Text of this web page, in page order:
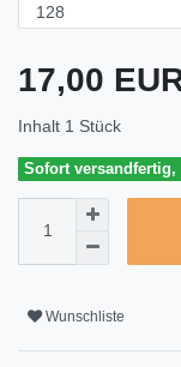
17,00
Inhalt 1 Stück
Sofort versandfertig,
Wunschliste